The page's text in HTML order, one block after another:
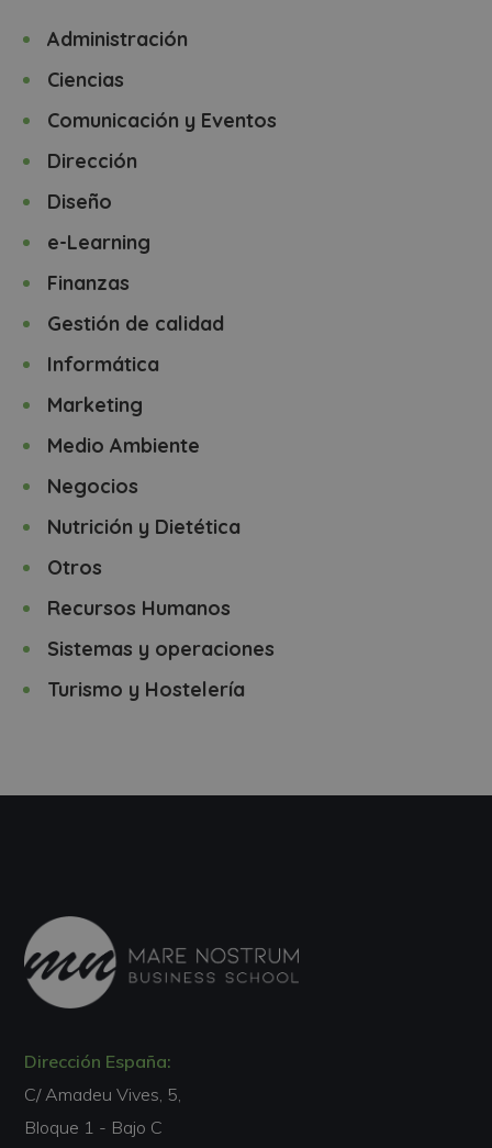
Administración
Ciencias
Comunicación y Eventos
Dirección
Diseño
e-Learning
Finanzas
Gestión de calidad
Informática
Marketing
Medio Ambiente
Negocios
Nutrición y Dietética
Otros
Recursos Humanos
Sistemas y operaciones
Turismo y Hostelería
Dirección España:
C/ Amadeu Vives, 5,
Bloque 1 - Bajo C